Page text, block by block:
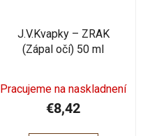
J.V.Kvapky – ZRAK
(Zápal očí) 50 ml
Pracujeme na naskladnení
€8,42